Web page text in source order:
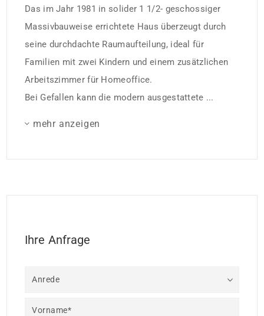
Das im Jahr 1981 in solider 1 1/2- geschossiger
Massivbauweise errichtete Haus überzeugt durch
seine durchdachte Raumaufteilung, ideal für
Familien mit zwei Kindern und einem zusätzlichen
Arbeitszimmer für Homeoffice.
Bei Gefallen kann die modern ausgestattete ...
mehr anzeigen
Ihre Anfrage
Anrede
Vorname*